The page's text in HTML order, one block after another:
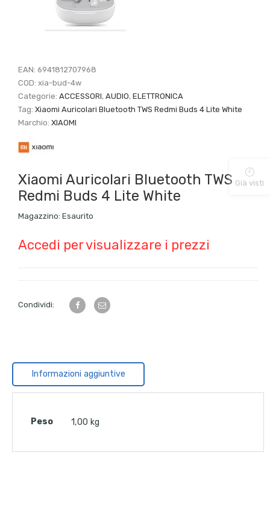
EAN: 6941812707968
COD:xia-bud-4w
Categorie:ACCESSORI,AUDIO,ELETTRONICA
Tag:Xiaomi Auricolari Bluetooth TWS Redmi Buds 4 Lite White
Marchio:XIAOMI
Xiaomi Auricolari Bluetooth TWS
Redmi Buds 4 Lite White
Magazzino: Esaurito
Accedi per visualizzare i prezzi
Condividi:
Informazioni aggiuntive
Peso 1,00 kg
Già visti